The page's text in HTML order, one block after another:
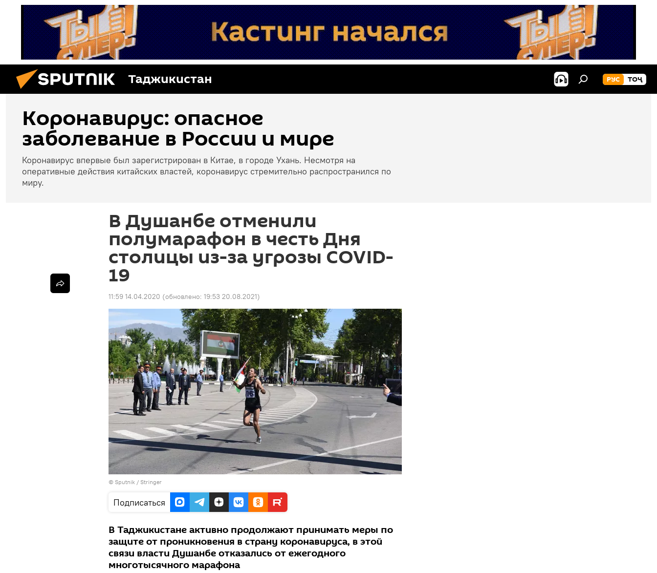
Таджикистан РУС ТОҶ
Коронавирус: опасное
заболевание в России и мире
Коронавирус впервые был зарегистрирован в Китае, в городе Ухань. Несмотря на
оперативные действия китайских властей, коронавирус стремительно распространился по
миру.
В Душанбе отменили
полумарафон в честь Дня
столицы из-за угрозы COVID-
19
11:59 14.04.2020 (обновлено: 19:53 20.08.2021)
© Sputnik / Stringer
Подписаться
В Таджикистане активно продолжают принимать меры по
защите от проникновения в страну коронавируса, в этой
связи власти Душанбе отказались от ежегодного
многотысячного марафона